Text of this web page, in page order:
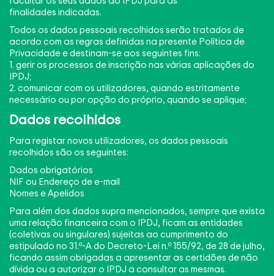
finalidades indicadas.
Todos os dados pessoais recolhidos serão tratados de
acordo com as regras definidas na presente Política de
Privacidade e destinam-se aos seguintes fins:
1. gerir os processos de inscrição nas várias aplicações do
IPDJ;
2. comunicar com os utilizadores, quando estritamente
necessário ou por opção do próprio, quando se aplique;
Dados recolhidos
Para registar novos utilizadores, os dados pessoais
recolhidos são os seguintes:
Dados obrigatórios
NIF ou Endereço de e-mail
Nomes e Apelidos
Para além dos dados supra mencionados, sempre que exista
uma relação financeira com o IPDJ, ficam as entidades
(coletivas ou singulares) sujeitas ao cumprimento do
estipulado no 31.º-A do Decreto-Lei n.º 155/92, de 28 de julho,
ficando assim obrigadas a apresentar as certidões de não
dívida ou a autorizar o IPDJ a consultar as mesmas.